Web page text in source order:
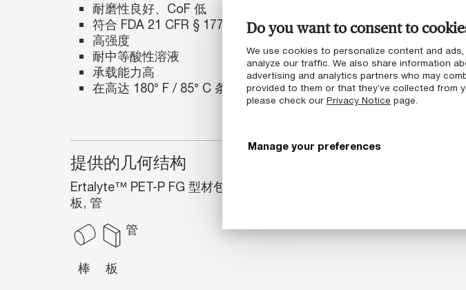
Do you want to consent to
We use cookies to personalize content and
analyze our traffic. We also share information
advertising and analytics partners who may
provided to them or that they’ve collected from
please check our Privacy Notice page.
Manage your preferences
耐磨性良好、CoF 低
符合 FDA 21 CFR § 177.1630 和 EU 10/2011 食品标准的要求
高强度
耐中等酸性溶液
承载能力高
在高达 180° F / 85° C 条件下仍可保持其强度
提供的几何结构
Ertalyte™ PET-P FG 型材包含以下几何结构中的一系列标准尺寸：棒,
板, 管
棒 板
管